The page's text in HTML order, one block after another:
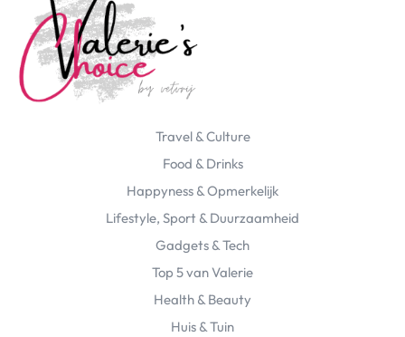
Travel & Culture
Food & Drinks
Happyness & Opmerkelijk
Lifestyle, Sport & Duurzaamheid
Gadgets & Tech
Top 5 van Valerie
Health & Beauty
Huis & Tuin